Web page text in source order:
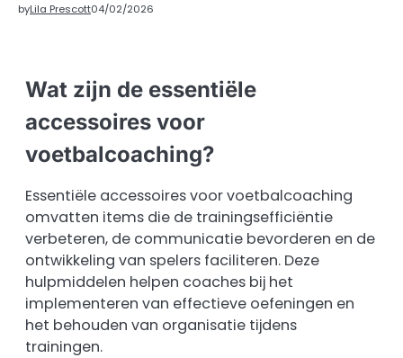
byLila Prescott04/02/2026
Wat zijn de essentiële
accessoires voor
voetbalcoaching?
Essentiële accessoires voor voetbalcoaching
omvatten items die de trainingsefficiëntie
verbeteren, de communicatie bevorderen en de
ontwikkeling van spelers faciliteren. Deze
hulpmiddelen helpen coaches bij het
implementeren van effectieve oefeningen en
het behouden van organisatie tijdens
trainingen.